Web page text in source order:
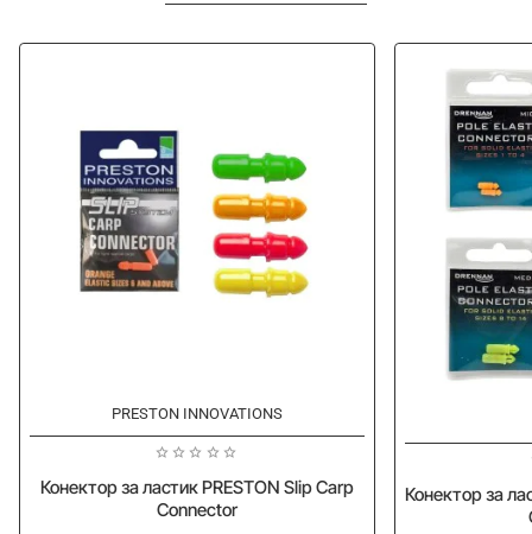
PRESTON INNOVATIONS
Конектор за ластик PRESTON Slip Carp
Connector
Конектор за